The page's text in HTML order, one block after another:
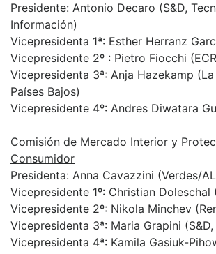
Presidente: Antonio Decaro (S&D,
Información)
Vicepresidenta 1ª: Esther Herranz
Vicepresidente 2º : Pietro Fiocchi
Vicepresidenta 3ª: Anja Hazekamp
Países Bajos)
Vicepresidente 4º: Andres Diwatara
Comisión de Mercado Interior y
Consumidor
Presidenta: Anna Cavazzini (Verdes/
Vicepresidente 1º: Christian Doleschal
Vicepresidente 2º: Nikola Minchev
Vicepresidenta 3ª: Maria Grapini (S&D,
Vicepresidenta 4ª: Kamila Gasiuk-